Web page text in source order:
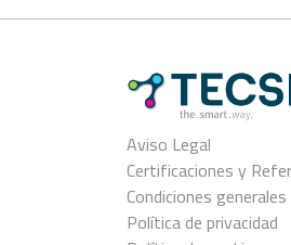
Aviso Legal
Certificaciones y
Condiciones
Política de privacidad